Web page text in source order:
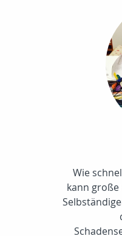
Wie
kann